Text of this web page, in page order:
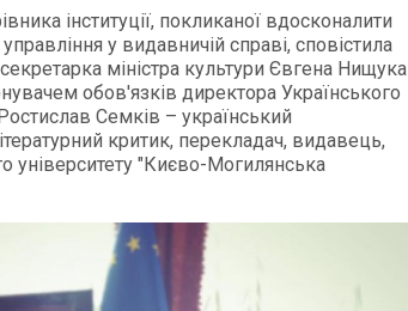
інституції, покликаної вдосконалити
у видавничій справі, сповістила
міністра культури Євгена Нищука
обов'язків директора Українського
Семків – український
критик, перекладач, видавець,
університету "Києво-Могилянська